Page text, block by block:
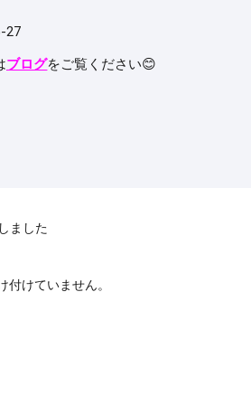
27
ブログをご覧ください😊
ました
付けていません。